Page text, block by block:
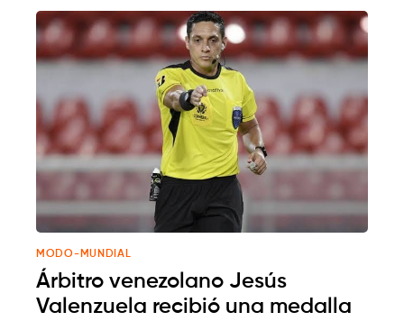
MODO-MUNDIAL
Árbitro venezolano Jesús
Valenzuela recibió una medalla